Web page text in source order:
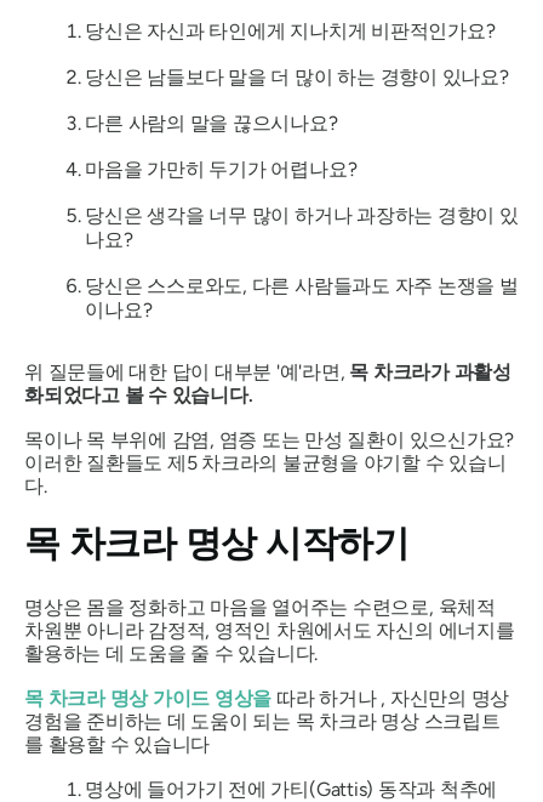
당신은 자신과 타인에게 지나치게 비판적인가요?
당신은 남들보다 말을 더 많이 하는 경향이 있나요?
다른 사람의 말을 끊으시나요?
마음을 가만히 두기가 어렵나요?
당신은 생각을 너무 많이 하거나 과장하는 경향이 있
나요?
당신은 스스로와도, 다른 사람들과도 자주 논쟁을 벌
이나요?
위 질문들에 대한 답이 대부분 '예'라면, 목 차크라가 과활성
화되었다고 볼 수 있습니다.
목이나 목 부위에 감염, 염증 또는 만성 질환이 있으신가요?
이러한 질환들도 제5 차크라의 불균형을 야기할 수 있습니
다.
목 차크라 명상 시작하기
명상은 몸을 정화하고 마음을 열어주는 수련으로, 육체적
차원뿐 아니라 감정적, 영적인 차원에서도 자신의 에너지를
활용하는 데 도움을 줄 수 있습니다.
목 차크라 명상 가이드 영상을 따라 하거나 , 자신만의 명상
경험을 준비하는 데 도움이 되는 목 차크라 명상 스크립트
를 활용할 수 있습니다
명상에 들어가기 전에 가티(Gattis) 동작과 척추에